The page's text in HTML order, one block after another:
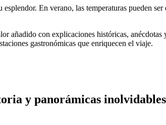
En verano, las temperaturas pueden
añadido con explicaciones históricas, anécdotas
gastronómicas que enriquecen el viaje.
y panorámicas inolvidables